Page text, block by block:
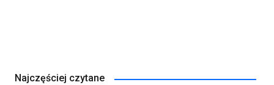
Najczęściej czytane